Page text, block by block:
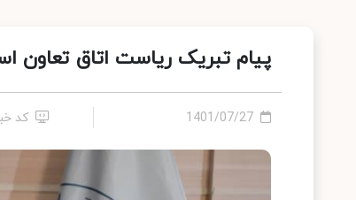
پیام تبریک ریاست اتاق تعاون
1401/07/27 کد خبر :